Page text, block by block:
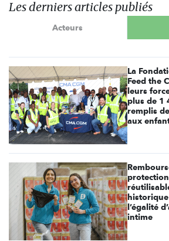
Les derniers articles publiés
Acteurs
La
Feed the
leurs
plus de 1
remplis
aux
l’égalité
intime